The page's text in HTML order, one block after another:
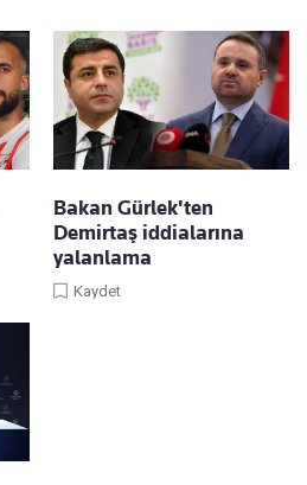
Bakan Gürlek'ten
Demirtaş iddialarına
yalanlama
Kaydet